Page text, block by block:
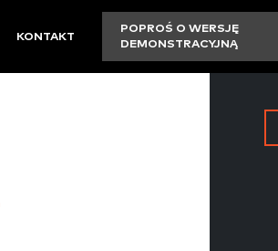
KONTAKT
POPROŚ O WERSJĘ
DEMONSTRACYJNĄ